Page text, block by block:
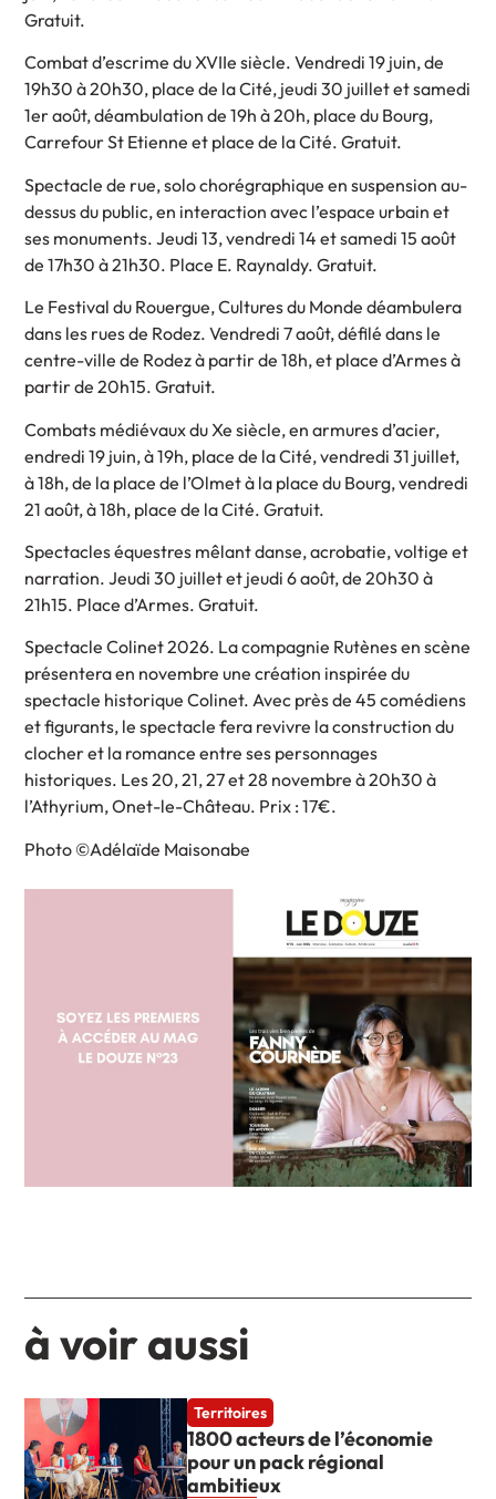
Gratuit.
Combat d’escrime du XVIIe siècle. Vendredi 19 juin, de
19h30 à 20h30, place de la Cité, jeudi 30 juillet et samedi
1er août, déambulation de 19h à 20h, place du Bourg,
Carrefour St Etienne et place de la Cité. Gratuit.
Spectacle de rue, solo chorégraphique en suspension au-
dessus du public, en interaction avec l’espace urbain et
ses monuments. Jeudi 13, vendredi 14 et samedi 15 août
de 17h30 à 21h30. Place E. Raynaldy. Gratuit.
Le Festival du Rouergue, Cultures du Monde déambulera
dans les rues de Rodez. Vendredi 7 août, défilé dans le
centre-ville de Rodez à partir de 18h, et place d’Armes à
partir de 20h15. Gratuit.
Combats médiévaux du Xe siècle, en armures d’acier,
endredi 19 juin, à 19h, place de la Cité, vendredi 31 juillet,
à 18h, de la place de l’Olmet à la place du Bourg, vendredi
21 août, à 18h, place de la Cité. Gratuit.
Spectacles équestres mêlant danse, acrobatie, voltige et
narration. Jeudi 30 juillet et jeudi 6 août, de 20h30 à
21h15. Place d’Armes. Gratuit.
Spectacle Colinet 2026. La compagnie Rutènes en scène
présentera en novembre une création inspirée du
spectacle historique Colinet. Avec près de 45 comédiens
et figurants, le spectacle fera revivre la construction du
clocher et la romance entre ses personnages
historiques. Les 20, 21, 27 et 28 novembre à 20h30 à
l’Athyrium, Onet-le-Château. Prix : 17€.
Photo ©Adélaïde Maisonabe
à voir aussi
Territoires
1800 acteurs de l’économie
pour un pack régional
ambitieux